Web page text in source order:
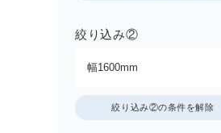
絞り込み②
絞り込み②の条件を解除